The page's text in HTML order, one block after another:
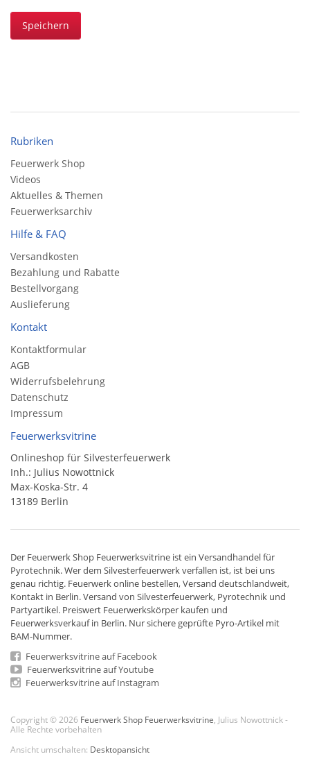
Speichern
Rubriken
Feuerwerk Shop
Videos
Aktuelles & Themen
Feuerwerksarchiv
Hilfe & FAQ
Versandkosten
Bezahlung und Rabatte
Bestellvorgang
Auslieferung
Kontakt
Kontaktformular
AGB
Widerrufsbelehrung
Datenschutz
Impressum
Feuerwerksvitrine
Onlineshop für Silvesterfeuerwerk
Inh.: Julius Nowottnick
Max-Koska-Str. 4
13189 Berlin
Der Feuerwerk Shop Feuerwerksvitrine ist ein Versandhandelfür
Pyrotechnik. Wer dem Silvesterfeuerwerk verfallen ist, ist bei uns
genau richtig. Feuerwerk online bestellen,Versand deutschlandweit,
Kontakt in Berlin. Versand von Silvesterfeuerwerk, Pyrotechnik und
Partyartikel. Preiswert Feuerwerkskörper kaufen und
Feuerwerksverkauf in Berlin. Nur sichere geprüfte Pyro-Artikel mit
BAM-Nummer.
Feuerwerksvitrine auf Facebook
Feuerwerksvitrine auf Youtube
Feuerwerksvitrine auf Instagram
Copyright © 2026 Feuerwerk Shop Feuerwerksvitrine , Julius Nowottnick -
Alle Rechte vorbehalten
Ansicht umschalten: Desktopansicht